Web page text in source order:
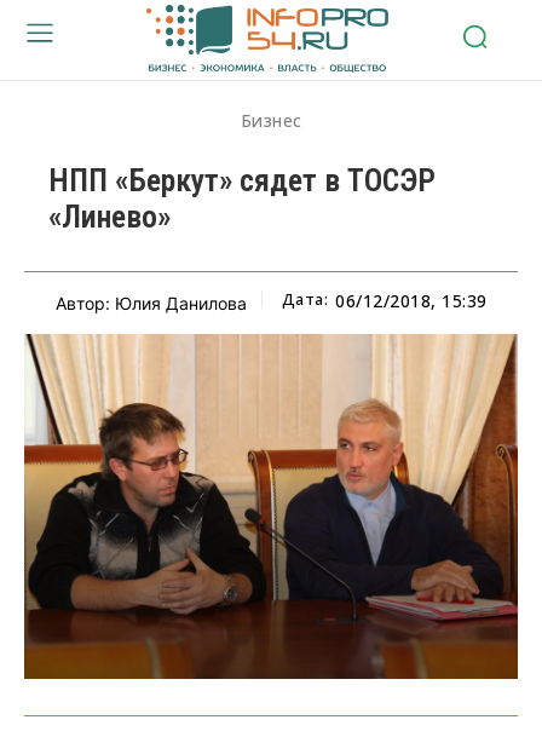
Бизнес
НПП «Беркут» сядет в ТОСЭР
«Линево»
Автор: Юлия Данилова Дата: 06/12/2018, 15:39